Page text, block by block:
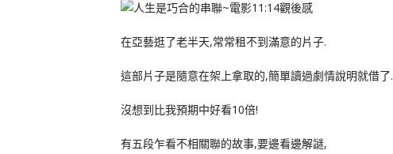
在亞藝逛了老半天,常常租不到滿意的片子.
這部片子是隨意在架上拿取的,簡單讀過劇情說明就借了.
沒想到比我預期中好看10倍!
有五段乍看不相關聯的故事,要邊看邊解謎,